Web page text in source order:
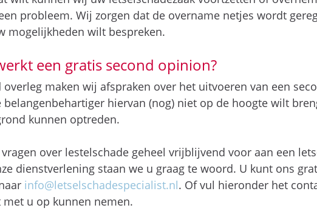
probleem. Wij zorgen dat de overname netjes wordt
mogelijkheden wilt bespreken.
een gratis second opinion?
overleg maken wij afspraken over het uitvoeren van een
belangenbehartiger hiervan (nog) niet op de hoogte wilt
kunnen optreden.
vragen over lestelschade geheel vrijblijvend voor aan een
dienstverlening staan we u graag te woord. U kunt ons
info@letselschadespecialist.nl. Of vul hieronder het
met u op kunnen nemen.